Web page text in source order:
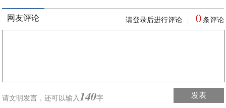
网友评论 请登录后进行评论 0 条评论
请文明发言，还可以输入 140字 发表